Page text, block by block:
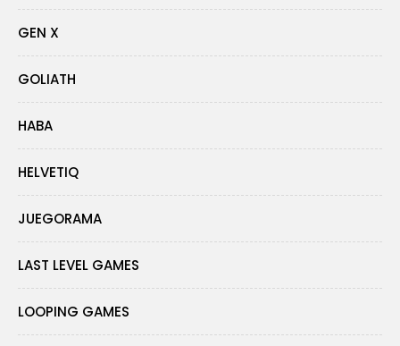
GEN X
GOLIATH
HABA
HELVETIQ
JUEGORAMA
LAST LEVEL GAMES
LOOPING GAMES